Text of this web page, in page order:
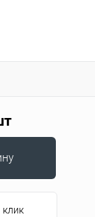
клик